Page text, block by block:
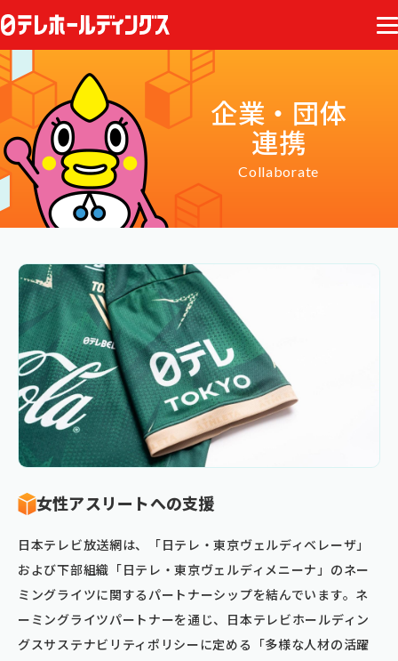
企業・団体
連携
Collaborate
女性アスリートへの支援
日本テレビ放送網は、「日テレ・東京ヴェルディベレーザ」
および下部組織「日テレ・東京ヴェルディメニーナ」のネー
ミングライツに関するパートナーシップを結んでいます。ネ
ーミングライツパートナーを通じ、日本テレビホールディン
グスサステナビリティポリシーに定める「多様な人材の活躍